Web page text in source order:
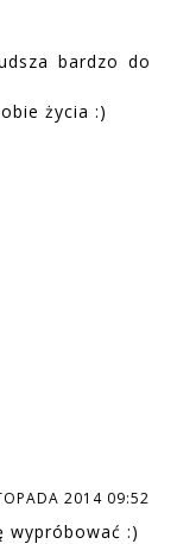
bardzo do
życia :)
2014 09:52
wypróbować :)